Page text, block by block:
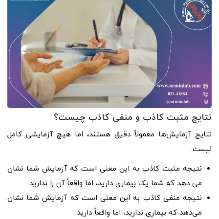
نتایج مثبت کاذب و منفی کاذب چیست؟
نتایج آزمایش‌ها معمولاً دقیق هستند، اما هیچ آزمایشی کامل
نیست.
نتیجه مثبت کاذب به این معنی است که آزمایش شما نشان
می دهد که شما یک بیماری دارید، اما واقعاً آن را ندارید.
نتیجه منفی کاذب به این معنی است که آزمایش شما نشان
می‌دهد که بیماری ندارید، اما واقعاً دارید.